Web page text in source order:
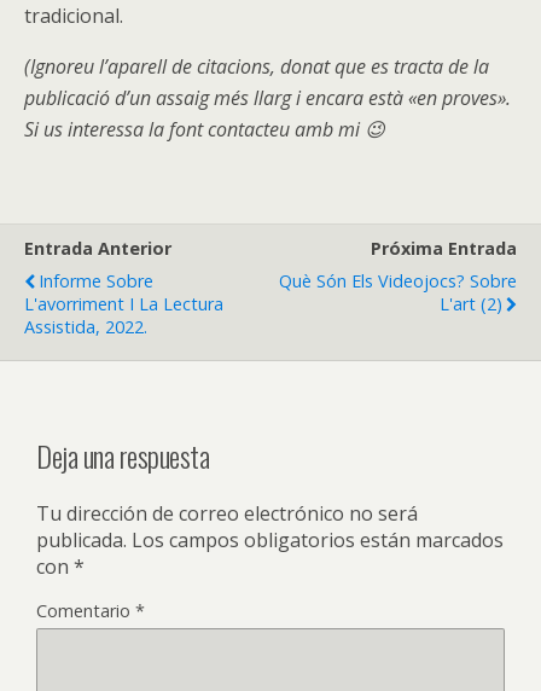
tradicional.
(Ignoreu l’aparell de citacions, donat que es tracta de la
publicació d’un assaig més llarg i encara està «en proves».
Si us interessa la font contacteu amb mi 😉
Entrada Anterior
Informe Sobre
L'avorriment I La Lectura
Assistida, 2022.
Próxima Entrada
Què Són Els Videojocs? Sobre
L'art (2)
Deja una respuesta
Tu dirección de correo electrónico no será
publicada. Los campos obligatorios están marcados
con *
Comentario *